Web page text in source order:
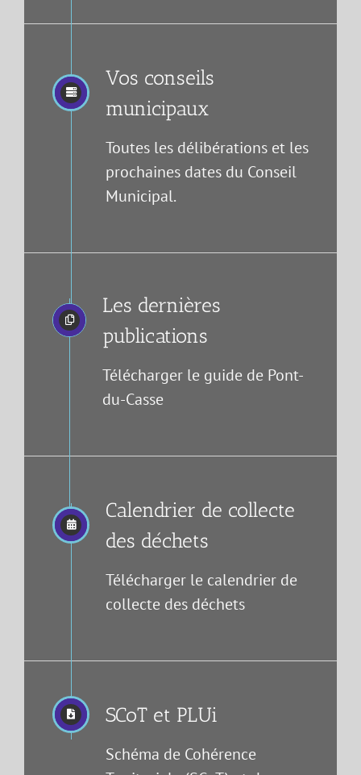
Vos conseils
municipaux
Toutes les délibérations et les
prochaines dates du Conseil
Municipal.
Les dernières
publications
Télécharger le guide de Pont-
du-Casse
Calendrier de collecte
des déchets
Télécharger le calendrier de
collecte des déchets
SCoT et PLUi
Schéma de Cohérence